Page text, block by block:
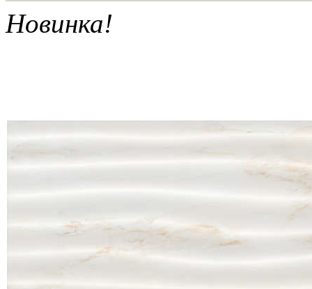
Новинка!